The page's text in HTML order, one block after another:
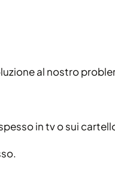
al nostro
in tv o sui